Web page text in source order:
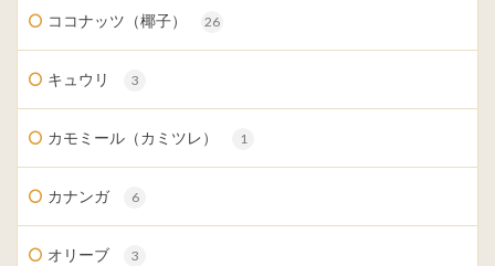
ココナッツ（椰子） 26
キュウリ 3
カモミール（カミツレ） 1
カナンガ 6
オリーブ 3